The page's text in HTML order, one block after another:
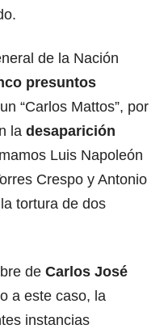
de la Nación
presuntos
“Carlos Mattos”, por
la desaparición
Luis Napoleón
Crespo y Antonio
tortura de dos
de Carlos José
a este caso, la
instancias